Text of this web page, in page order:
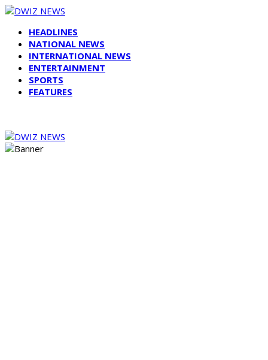
HEADLINES
NATIONAL NEWS
INTERNATIONAL NEWS
ENTERTAINMENT
SPORTS
FEATURES